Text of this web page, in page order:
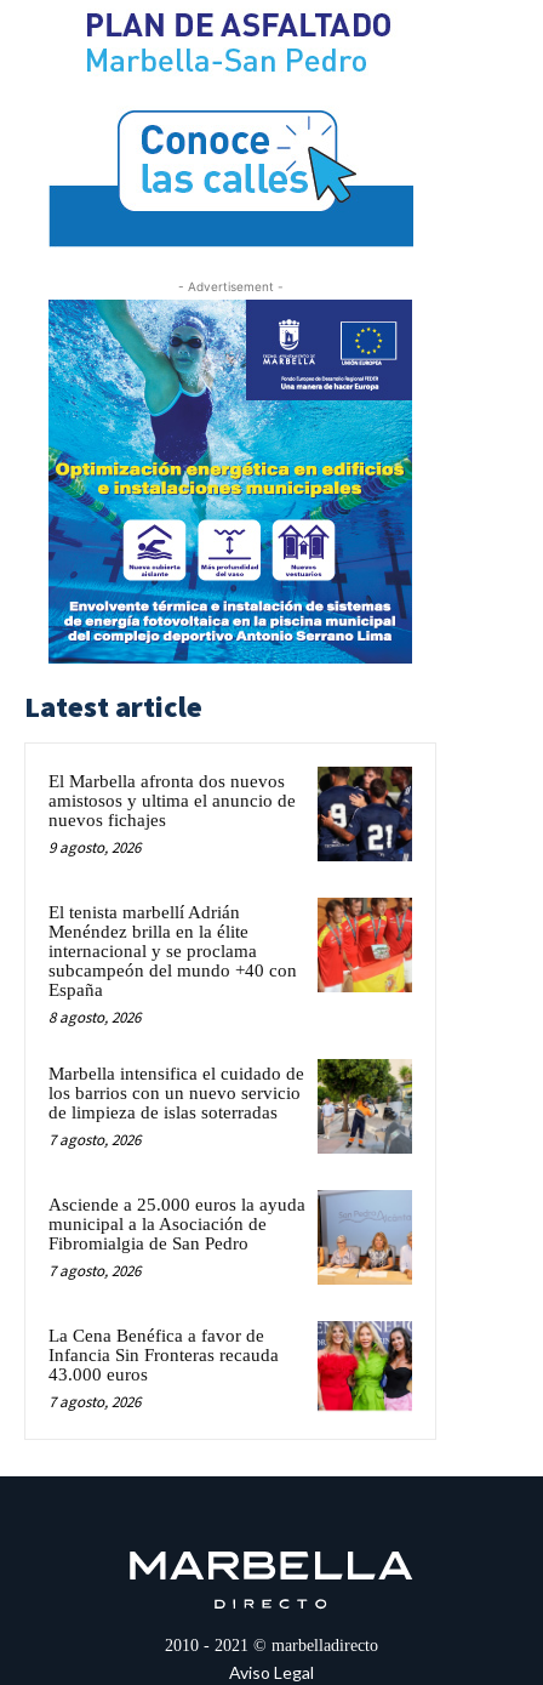
- Advertisement -
Latest article
El Marbella afronta dos nuevos
amistosos y ultima el anuncio de
nuevos fichajes
9 agosto, 2026
El tenista marbellí Adrián
Menéndez brilla en la élite
internacional y se proclama
subcampeón del mundo +40 con
España
8 agosto, 2026
Marbella intensifica el cuidado de
los barrios con un nuevo servicio
de limpieza de islas soterradas
7 agosto, 2026
Asciende a 25.000 euros la ayuda
municipal a la Asociación de
Fibromialgia de San Pedro
7 agosto, 2026
La Cena Benéfica a favor de
Infancia Sin Fronteras recauda
43.000 euros
7 agosto, 2026
2010 - 2021 © marbelladirecto
Aviso Legal